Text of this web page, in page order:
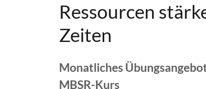
Ressourcen
Zeiten
Monatliches
MBSR-Kurs